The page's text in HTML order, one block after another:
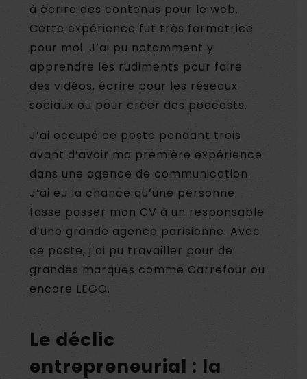
à écrire des contenus pour le web.
Cette expérience fut très formatrice
pour moi. J’ai pu notamment y
apprendre les rudiments pour faire
des vidéos, écrire pour les réseaux
sociaux ou pour créer des podcasts.
J’ai occupé ce poste pendant trois
avant d’avoir ma première expérience
dans une agence de communication.
J’ai eu la chance qu’une personne
fasse passer mon CV à un responsable
d’une grande agence parisienne. Avec
ce poste, j’ai pu travailler pour de
grandes marques comme Carrefour ou
encore LEGO.
Le déclic
entrepreneurial : la